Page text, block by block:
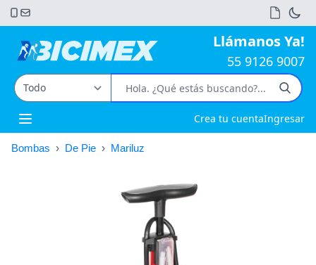
Llámanos Ya!
55 9126 9007
Open main menu Crea tu cuentaIngresar
Bombas › De Pie › Mariluz